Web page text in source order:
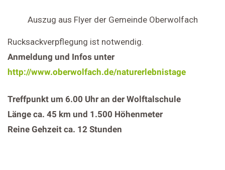
Auszug aus Flyer der Gemeinde Oberwolfach
Rucksackverpflegung ist notwendig.
Anmeldung und Infos unter
http://www.oberwolfach.de/naturerlebnistage
Treffpunkt um 6.00 Uhr an der Wolftalschule
Länge ca. 45 km und 1.500 Höhenmeter
Reine Gehzeit ca. 12 Stunden